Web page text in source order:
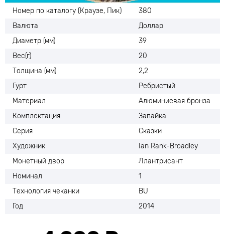
Номер по каталогу (Краузе, Пик)
380
Валюта
Доллар
Диаметр (мм)
39
Вес(г)
20
Толщина (мм)
2,2
Гурт
Ребристый
Материал
Алюминиевая бронза
Комплектация
Запайка
Серия
Сказки
Художник
Ian Rank-Broadley
Монетный двор
Ллантрисант
Номинал
1
Технология чеканки
BU
Год
2014